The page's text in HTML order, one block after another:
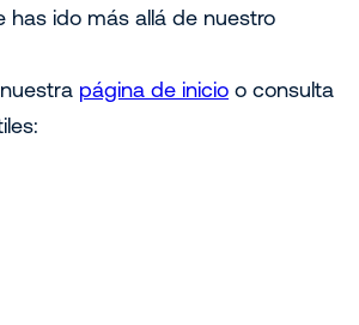
has ido más allá de nuestro
página de inicio o consulta